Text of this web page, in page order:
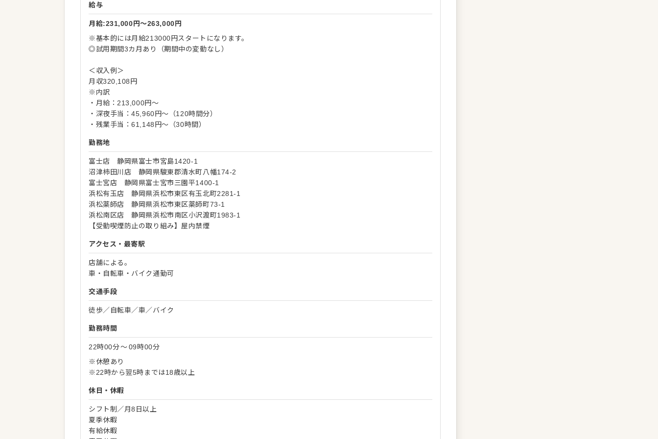
給与
月給:231,000円〜263,000円
※基本的には月給213000円スタートになります。
◎試用期間3カ月あり（期間中の変動なし）
＜収入例＞
月収320,108円
※内訳
・月給：213,000円～
・深夜手当：45,960円～（120時間分）
・残業手当：61,148円～（30時間）
勤務地
富士店 静岡県富士市宮島1420-1
沼津柿田川店 静岡県駿東郡清水町八幡174-2
富士宮店 静岡県富士宮市三園平1400-1
浜松有玉店 静岡県浜松市東区有玉北町2281-1
浜松薬師店 静岡県浜松市東区薬師町73-1
浜松南区店 静岡県浜松市南区小沢渡町1983-1
【受動喫煙防止の取り組み】屋内禁煙
アクセス・最寄駅
店舗による。
車・自転車・バイク通勤可
交通手段
徒歩／自転車／車／バイク
勤務時間
22時00分〜09時00分
※休憩あり
※22時から翌5時までは18歳以上
休日・休暇
シフト制／月8日以上
夏季休暇
有給休暇